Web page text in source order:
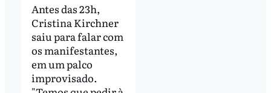
Antes das 23h,
Cristina Kirchner
saiu para falar com
os manifestantes,
em um palco
improvisado.